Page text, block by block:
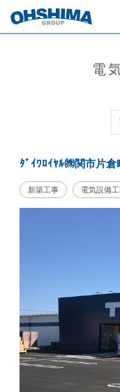
電
ﾀﾞｲﾜﾛｲﾔﾙ㈱関市片
新築工事 電気設備